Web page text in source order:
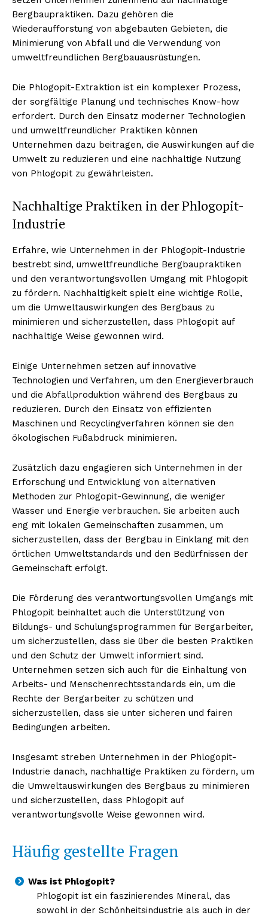
NEWSLETTER ABONNIEREN
Inhalte
Bergbaupraktiken. Dazu gehören die
Wiederaufforstung von abgebauten Gebieten, die
Minimierung von Abfall und die Verwendung von
umweltfreundlichen Bergbauausrüstungen.
Die Phlogopit-Extraktion ist ein komplexer Prozess,
der sorgfältige Planung und technisches Know-how
erfordert. Durch den Einsatz moderner Technologien
und umweltfreundlicher Praktiken können
Unternehmen dazu beitragen, die Auswirkungen auf die
Umwelt zu reduzieren und eine nachhaltige Nutzung
von Phlogopit zu gewährleisten.
Nachhaltige Praktiken in der Phlogopit-
Industrie
Erfahre, wie Unternehmen in der Phlogopit-Industrie
bestrebt sind, umweltfreundliche Bergbaupraktiken
und den verantwortungsvollen Umgang mit Phlogopit
zu fördern. Nachhaltigkeit spielt eine wichtige Rolle,
um die Umweltauswirkungen des Bergbaus zu
minimieren und sicherzustellen, dass Phlogopit auf
nachhaltige Weise gewonnen wird.
Einige Unternehmen setzen auf innovative
Technologien und Verfahren, um den Energieverbrauch
und die Abfallproduktion während des Bergbaus zu
reduzieren. Durch den Einsatz von effizienten
Maschinen und Recyclingverfahren können sie den
ökologischen Fußabdruck minimieren.
Zusätzlich dazu engagieren sich Unternehmen in der
Erforschung und Entwicklung von alternativen
Methoden zur Phlogopit-Gewinnung, die weniger
Wasser und Energie verbrauchen. Sie arbeiten auch
eng mit lokalen Gemeinschaften zusammen, um
sicherzustellen, dass der Bergbau in Einklang mit den
örtlichen Umweltstandards und den Bedürfnissen der
Gemeinschaft erfolgt.
Die Förderung des verantwortungsvollen Umgangs mit
Phlogopit beinhaltet auch die Unterstützung von
Bildungs- und Schulungsprogrammen für Bergarbeiter,
um sicherzustellen, dass sie über die besten Praktiken
und den Schutz der Umwelt informiert sind.
Unternehmen setzen sich auch für die Einhaltung von
Arbeits- und Menschenrechtsstandards ein, um die
Rechte der Bergarbeiter zu schützen und
sicherzustellen, dass sie unter sicheren und fairen
Bedingungen arbeiten.
Insgesamt streben Unternehmen in der Phlogopit-
Industrie danach, nachhaltige Praktiken zu fördern, um
die Umweltauswirkungen des Bergbaus zu minimieren
und sicherzustellen, dass Phlogopit auf
verantwortungsvolle Weise gewonnen wird.
Häufig gestellte Fragen
Was ist Phlogopit?
Phlogopit ist ein faszinierendes Mineral, das
sowohl in der Schönheitsindustrie als auch in der